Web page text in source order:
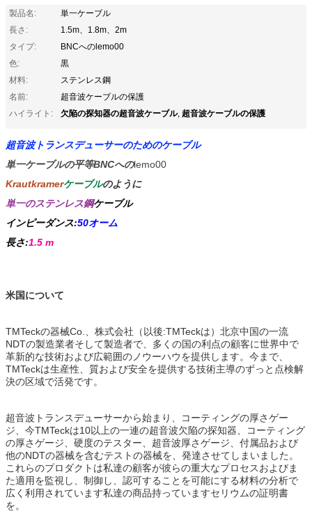
製品名:
単一ケーブル
長さ:
1.5m、1.8m、2m
タイプ:
BNCへのlemo00
色:
黒
材料:
ステンレス鋼
名前:
超音波ケーブルの保護
ハイライト:
欠陥の探知器の超音波ケーブル, 超音波ケーブルの保護
超音波トランスデューサーのためのケーブル
単一ケーブルの平等BNCへのlemo00
Krautkramerケーブルのように
単一のステンレス鋼ケーブル
インピーダンス:50オーム
長さ:1.5 m
米国について
TMTeckの器械Co.、株式会社（以後:TMTeckは）北京中国の一流
NDTの製造業者そして製造者で、多くの国の利点の顧客に世界中で
革新的な技術および広範囲のノウーハウを提供します。今まで、
TMTeckは生産性、質および安全を提供する技術主導のずっと点検解
決の区域で活発です。
超音波トランスデューサーから始まり、コーティングの厚さゲー
ジ、今TMTeckは10以上の一連の超音波欠陥の探知器、コーティング
の厚さゲージ、硬度のテスター、超音波厚さゲージ、付属品および
他のNDTの器械を含むテストの器械を、発達させてしまいました。
これらのプロダクトは私達の顧客が彼らの重大なプロセスおよびま
た適用を監視し、制御し、認可することを可能にする材料の分析で
広く利用されています私達の商品持っていますセリウムの証明書
を。